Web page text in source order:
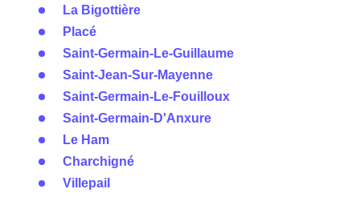
La Bigottière
Placé
Saint-Germain-Le-Guillaume
Saint-Jean-Sur-Mayenne
Saint-Germain-Le-Fouilloux
Saint-Germain-D'Anxure
Le Ham
Charchigné
Villepail